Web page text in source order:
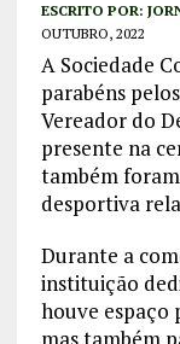
ESCRITO POR:
OUTUBRO, 2022
A Sociedade
parabéns
Vereador do
presente na
também
desportiva
Durante a
instituição
houve espaço